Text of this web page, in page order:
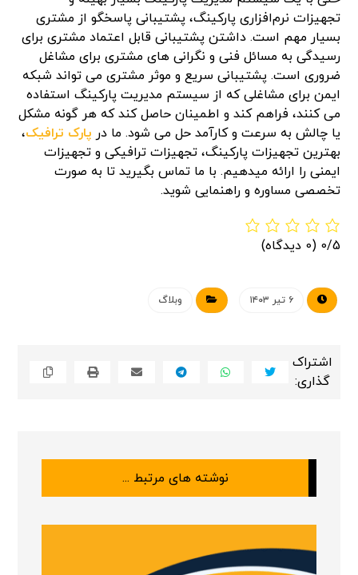
تجهیزات نرم‌افزاری پارکینگ، پشتیبانی پاسخگو از مشتری
بسیار مهم است. داشتن پشتیبانی قابل اعتماد مشتری برای
رسیدگی به مسائل فنی و نگرانی های مشتری برای مشاغل
ضروری است. پشتیبانی سریع و موثر مشتری می تواند شبکه
ایمن برای مشاغلی که از سیستم مدیریت پارکینگ استفاده
می کنند، فراهم کند و اطمینان حاصل کند که هر گونه مشکل
یا چالش به سرعت و کارآمد حل می شود. ما در پارک ترافیک،
بهترین تجهیزات پارکینگ، تجهیزات ترافیکی و تجهیزات
ایمنی را ارائه میدهیم. با ما تماس بگیرید تا به صورت
تخصصی مساوره و راهنمایی شوید.
0/5 (0 دیدگاه)
۶ تیر ۱۴۰۳ وبلاگ
نوشته های مرتبط ...